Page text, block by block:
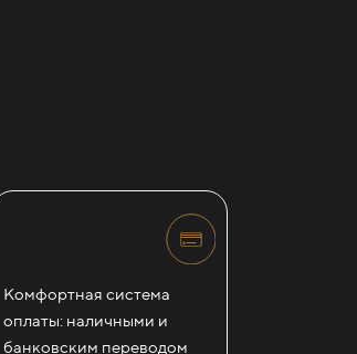
Комфортная система
оплаты: наличными и
банковским переводом